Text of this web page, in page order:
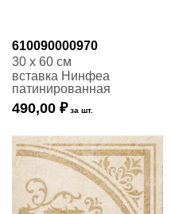
610090000970
30 x 60 см
вставка Нинфеа
патинированная
490,00 ₽ за шт.